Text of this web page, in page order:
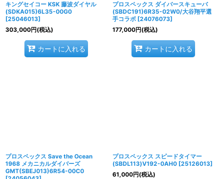
キングセイコー KSK 藤波ダイヤル
(SDKA015)6L35-00G0
[25046013]
303,000円(税込)
カートに入れる
プロスペックス ダイバースキューバ
(SBDC191)6R35-02W0/大谷翔平選
手コラボ [24076073]
177,000円(税込)
カートに入れる
プロスペックス Save the Ocean
1968 メカニカルダイバーズ
GMT(SBEJ013)6R54-00C0
プロスペックス スピードタイマー
(SBDL113)V192-0AH0 [25126013]
61,000円(税込)